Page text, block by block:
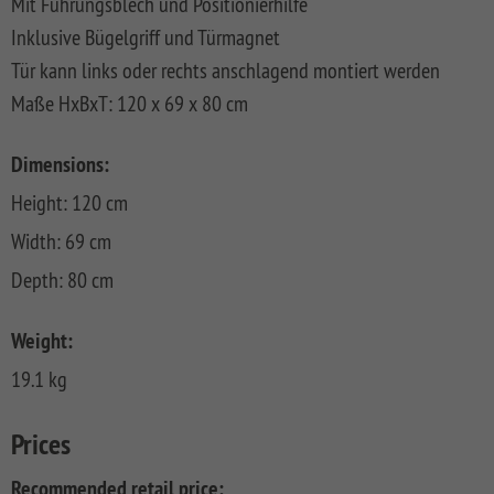
FLOW
SYSTEM
NEO
WPC
SYSTEM
WPC
PLATINUM
XL
SYSTEM
SYSTEM
WPC
SYSTEM
WPC
SYSTEM
WPC
XL
CLASSIC
SYSTEM
RHOMBUS
HOLZ
SYSTEM
GRAZIA
NEO
DESIGN
ARZAGO
XL
LETTLAND
&
ALU
XL
RAJA
WPC
RAJA
WPC
Floor
Planks
Hardwood
Floor
Aufbauanleitungen
Kataloge
Inklusive Bügelgriff und Türmagnet
Tür kann links oder rechts anschlagend montiert werden
Maße HxBxT: 120 x 69 x 80 cm
Dimensions:
Height: 120 cm
Width: 69 cm
Depth: 80 cm
Weight:
19.1 kg
Prices